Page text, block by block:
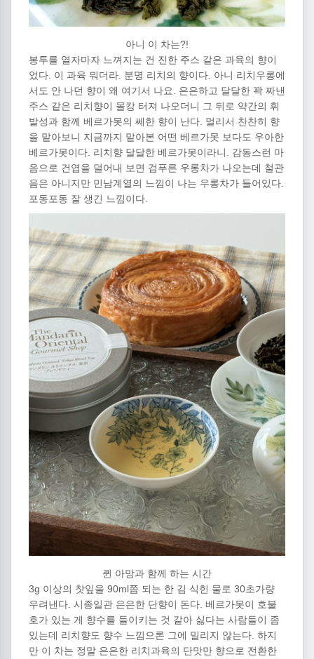
아니 이 차는?!
봉투를 열자마자 느껴지는 건 진한 주스 같은 과육의 향이
었다. 이 과육 뭐더라. 분명 리치의 향이다. 아니 리치우롱에
서도 안 나던 향이 왜 여기서 나요. 은은하고 달달한 꽉 짜낸
주스 같은 리치향이 몰캉 터져 나오더니 그 뒤로 약간의 휘
발성과 함께 베르가못의 쎄한 향이 난다. 멀리서 찬찬히 향
을 맡아보니 지금까지 맡아본 어떤 베르가못 보다도 우아한
베르가못이다. 리치향 달달한 베르가못이라니. 감동스런 마
음으로 건엽을 덜어내 보면 검푸른 우롱차가 나오는데 철관
음은 아니지만 민남계열의 느낌이 나는 우롱차가 들어있다.
포동포동 잘 생긴 느낌이다.
퀸 아망과 함께 하는 시간
3g 이상의 찻잎을 90ml쯤 되는 한 김 식힌 물로 30초가량
우려낸다. 시종일관 은은한 단향이 돈다. 베르가못이 호불
호가 있는 게 향수를 들이키는 것 같아 싫다는 사람들이 좀
있는데 리치향도 향수 느낌으론 그에 밀리지 않는다. 하지
만 이 차는 정말 은은한 리치과육의 단맛만 향으로 전환한